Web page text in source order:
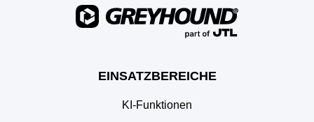
EINSATZBEREICHE
KI-Funktionen